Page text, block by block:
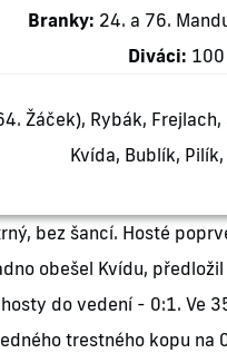
Branky: 24. a 76.
Diváci: 100
Žáček), Rybák,
Kvída, Bublík, Pilík,
bez šancí. Hosté
obešel Kvídu,
do vedení - 0:1. Ve
trestného kopu